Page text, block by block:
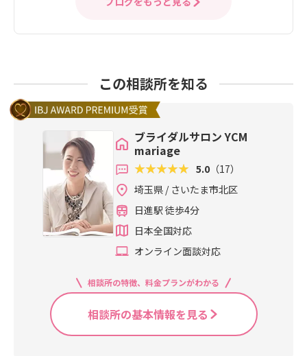
この相談所を知る
ブライダルサロン YCM
mariage
5.0 （17）
埼玉県 / さいたま市北区
日進駅 徒歩4分
日本全国対応
オンライン面談対応
相談所の特徴、料金プランがわかる
相談所の基本情報を見る